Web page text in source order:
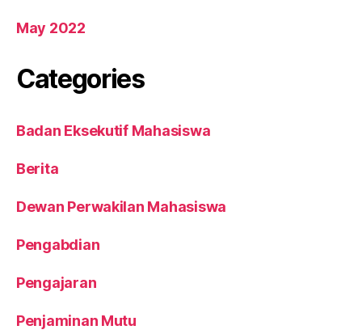
May 2022
Categories
Badan Eksekutif Mahasiswa
Berita
Dewan Perwakilan Mahasiswa
Pengabdian
Pengajaran
Penjaminan Mutu